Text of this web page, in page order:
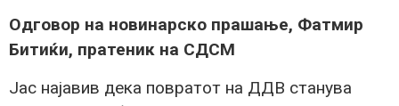
Одговор на новинарско прашање, Фатмир
Битиќи, пратеник на СДСМ
Јас најавив дека повратот на ДДВ станува